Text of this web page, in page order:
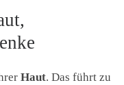
Haut. Das führt zu